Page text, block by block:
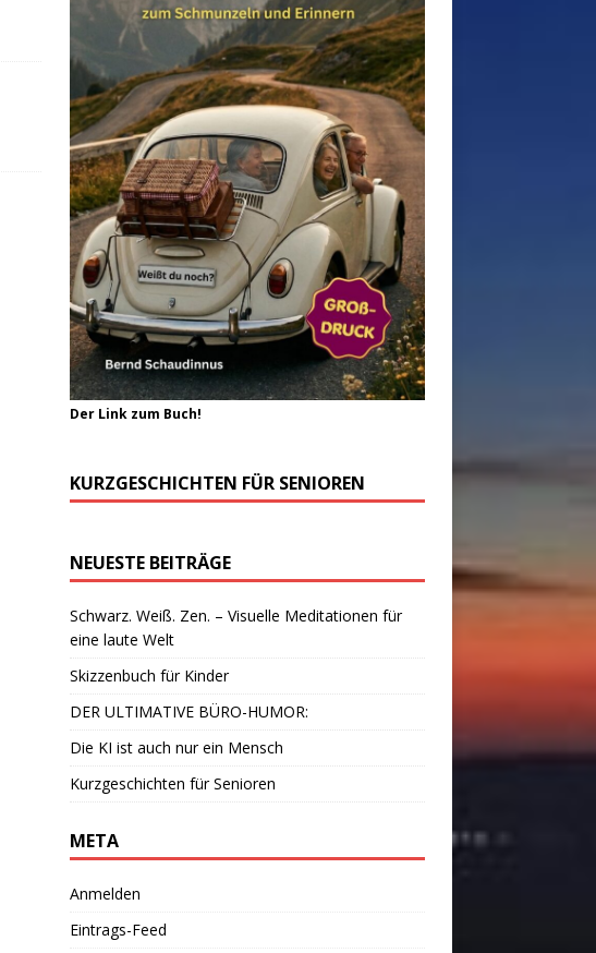
Der Link zum Buch!
KURZGESCHICHTEN FÜR SENIOREN
NEUESTE BEITRÄGE
Schwarz. Weiß. Zen. – Visuelle Meditationen für
eine laute Welt
Skizzenbuch für Kinder
DER ULTIMATIVE BÜRO-HUMOR:
Die KI ist auch nur ein Mensch
Kurzgeschichten für Senioren
META
Anmelden
Eintrags-Feed